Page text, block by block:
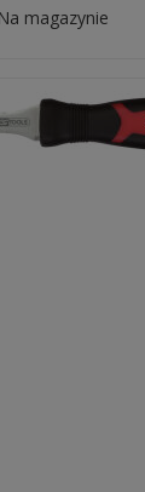
Na magazynie